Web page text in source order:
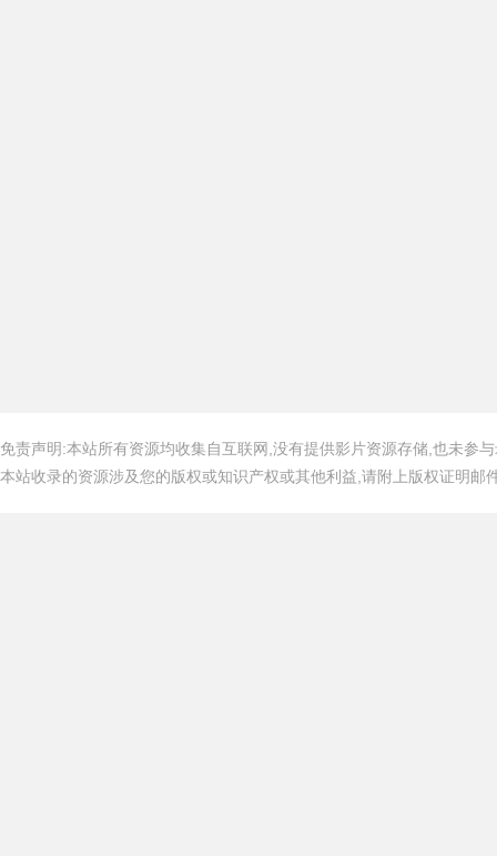
免责声明:本站所有资源均收集自互联网,没有提供影片资源存储,也未参
本站收录的资源涉及您的版权或知识产权或其他利益,请附上版权证明